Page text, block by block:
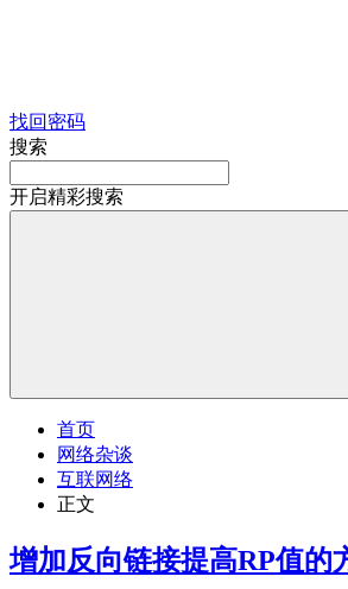
找回密码
搜索
开启精彩搜索
首页
网络杂谈
互联网络
正文
增加反向链接提高RP值的